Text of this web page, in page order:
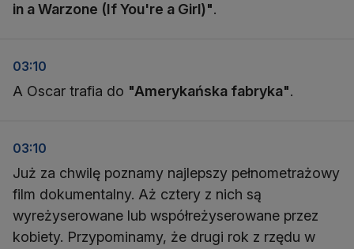
in a Warzone (If You're a Girl)".
03:10
A Oscar trafia do "Amerykańska fabryka".
03:10
Już za chwilę poznamy najlepszy pełnometrażowy
film dokumentalny. Aż cztery z nich są
wyreżyserowane lub współreżyserowane przez
kobiety. Przypominamy, że drugi rok z rzędu w